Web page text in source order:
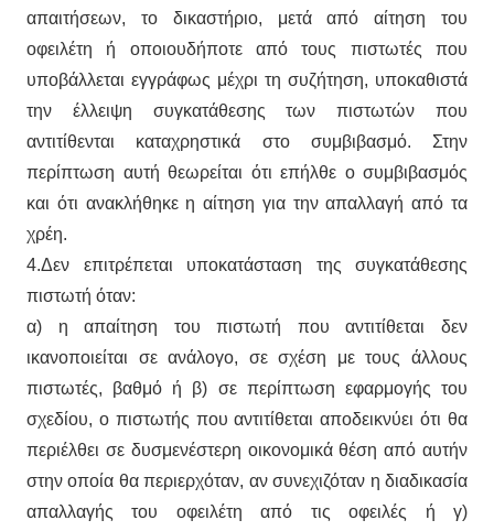
απαιτήσεων, το δικαστήριο, μετά από αίτηση του
οφειλέτη ή οποιουδήποτε από τους πιστωτές που
υποβάλλεται εγγράφως μέχρι τη συζήτηση, υποκαθιστά
την έλλειψη συγκατάθεσης των πιστωτών που
αντιτίθενται καταχρηστικά στο συμβιβασμό. Στην
περίπτωση αυτή θεωρείται ότι επήλθε ο συμβιβασμός
και ότι ανακλήθηκε η αίτηση για την απαλλαγή από τα
χρέη.
4.Δεν επιτρέπεται υποκατάσταση της συγκατάθεσης
πιστωτή όταν:
α) η απαίτηση του πιστωτή που αντιτίθεται δεν
ικανοποιείται σε ανάλογο, σε σχέση με τους άλλους
πιστωτές, βαθμό ή β) σε περίπτωση εφαρμογής του
σχεδίου, ο πιστωτής που αντιτίθεται αποδεικνύει ότι θα
περιέλθει σε δυσμενέστερη οικονομικά θέση από αυτήν
στην οποία θα περιερχόταν, αν συνεχιζόταν η διαδικασία
απαλλαγής του οφειλέτη από τις οφειλές ή γ)